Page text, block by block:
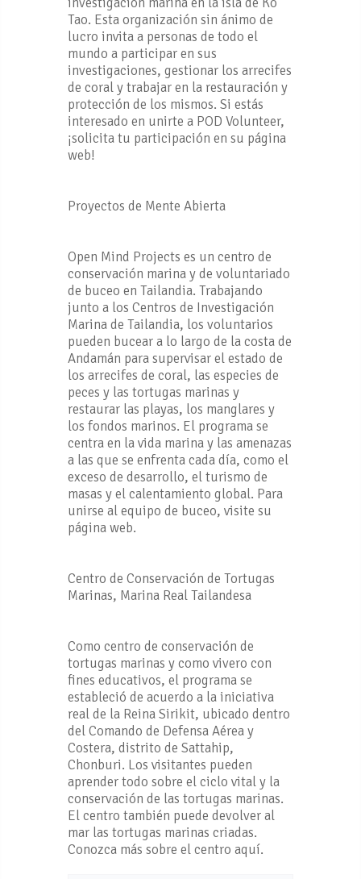
Tao. Esta organización sin ánimo de
lucro invita a personas de todo el
mundo a participar en sus
investigaciones, gestionar los arrecifes
de coral y trabajar en la restauración y
protección de los mismos. Si estás
interesado en unirte a POD Volunteer,
¡solicita tu participación en su página
web!
Proyectos de Mente Abierta
Open Mind Projects es un centro de
conservación marina y de voluntariado
de buceo en Tailandia. Trabajando
junto a los Centros de Investigación
Marina de Tailandia, los voluntarios
pueden bucear a lo largo de la costa de
Andamán para supervisar el estado de
los arrecifes de coral, las especies de
peces y las tortugas marinas y
restaurar las playas, los manglares y
los fondos marinos. El programa se
centra en la vida marina y las amenazas
a las que se enfrenta cada día, como el
exceso de desarrollo, el turismo de
masas y el calentamiento global. Para
unirse al equipo de buceo, visite su
página web.
Centro de Conservación de Tortugas
Marinas, Marina Real Tailandesa
Como centro de conservación de
tortugas marinas y como vivero con
fines educativos, el programa se
estableció de acuerdo a la iniciativa
real de la Reina Sirikit, ubicado dentro
del Comando de Defensa Aérea y
Costera, distrito de Sattahip,
Chonburi. Los visitantes pueden
aprender todo sobre el ciclo vital y la
conservación de las tortugas marinas.
El centro también puede devolver al
mar las tortugas marinas criadas.
Conozca más sobre el centro aquí.